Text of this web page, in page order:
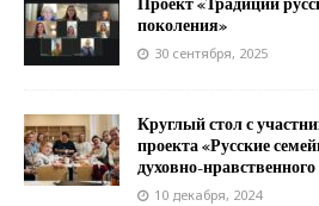
Проект «Традиции
поколения»
30 сентября, 2025
Круглый стол с
проекта «Русские
духовно-
10 декабря, 2024